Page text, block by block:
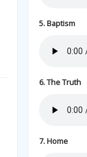
5. Baptism
6. The Truth
7. Home